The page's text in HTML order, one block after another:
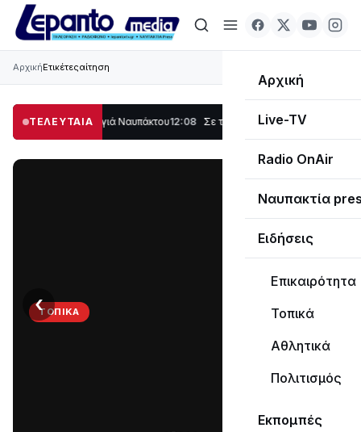
Αρχική
Live-TV
Radio OnAir
Ναυπακτία
Ειδήσεις
Επικαιρότητα
Τοπικά
Αθλητικά
Πολιτισμός
Εκπομπές
ΑρχικήΕτικέτεςαίτηση
ΤΕΛΕΥΤΑΙΑ
στο Λυγιά Ναυπάκτου12:08 Σε τροχιά υλοποίησης η Παράκαμψη του
ΤΟΠΙΚΆ
‹